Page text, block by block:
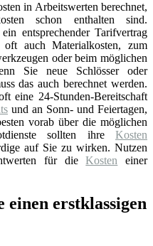
in Arbeitswerten berechnet,
schon enthalten sind.
entsprechender Tarifvertrag
auch Materialkosten, zum
oder beim möglichen
Sie neue Schlösser oder
das auch berechnet werden.
eine 24-Stunden-Bereitschaft
und an Sonn- und Feiertagen,
vorab über die möglichen
sollten ihre Kosten
auf Sie zu wirken. Nutzen
für dieKosten einer
erstklassigen